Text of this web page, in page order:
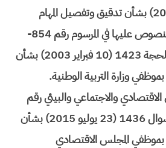
1441 (17 ديسمبر 2019) بشأن تدقيق وتفصيل المهام
المسندة لأطر التفتيش المنصوص عليها في المرسوم رقم 854-
02-2 الصادر في 8 ذي الحجة 1423 (10 فبراير 2003) بشأن
وزارة التربية الوطنية.
والاجتماعي والبيئي رقم
15-2723 صادر في 6 شوال 1436 (23 يوليو 2015) بشأن
المجلس الاقتصادي